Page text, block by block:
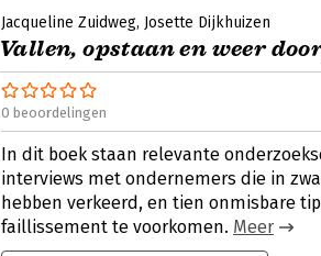
Jacqueline Zuidweg Josette Dijkhuizen
Vallen, opstaan en weer
0 beoordelingen
In dit boek staan relevante
interviews met ondernemers die in
hebben verkeerd, en tien onmisbare
faillissement te voorkomen. Meer